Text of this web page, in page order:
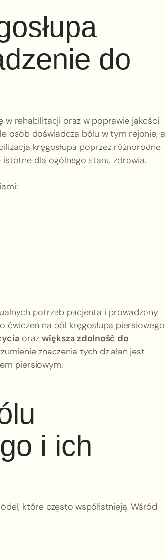
do
w rehabilitacji oraz w poprawie jakości
osób doświadcza bólu w tym rejonie, a
kręgosłupa poprzez różnorodne
dla ogólnego stanu zdrowia.
potrzeb pacjenta i prowadzony
ćwiczeń na ból kręgosłupa piersiowego
oraz większa zdolność do
znaczenia tych działań jest
piersiowym.
i ich
które często współistnieją. Wśród